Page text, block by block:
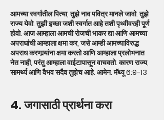
आमच्या स्वर्गातील पित्या, तुझे नाव पवित्र मानले जावो. तुझे
राज्य येवो. तुझी इच्छा जशी स्वर्गात आहे तशी पृथ्वीवरही पूर्ण
होवो. आज आम्हाला आमची रोजची भाकर द्या आणि आमच्या
अपराधांची आम्हाला क्षमा कर, जसे आम्ही आमच्याविरुद्ध
अपराध करणार्‍यांना क्षमा करतो आणि आम्हाला प्रलोभनात
नेत नाही, परंतु आम्हाला वाईटापासून वाचवतो. कारण राज्य,
सामर्थ्य आणि वैभव सदैव तुझेच आहे. आमेन. मॅथ्यू 6:9-13
4. जगासाठी प्रार्थना करा